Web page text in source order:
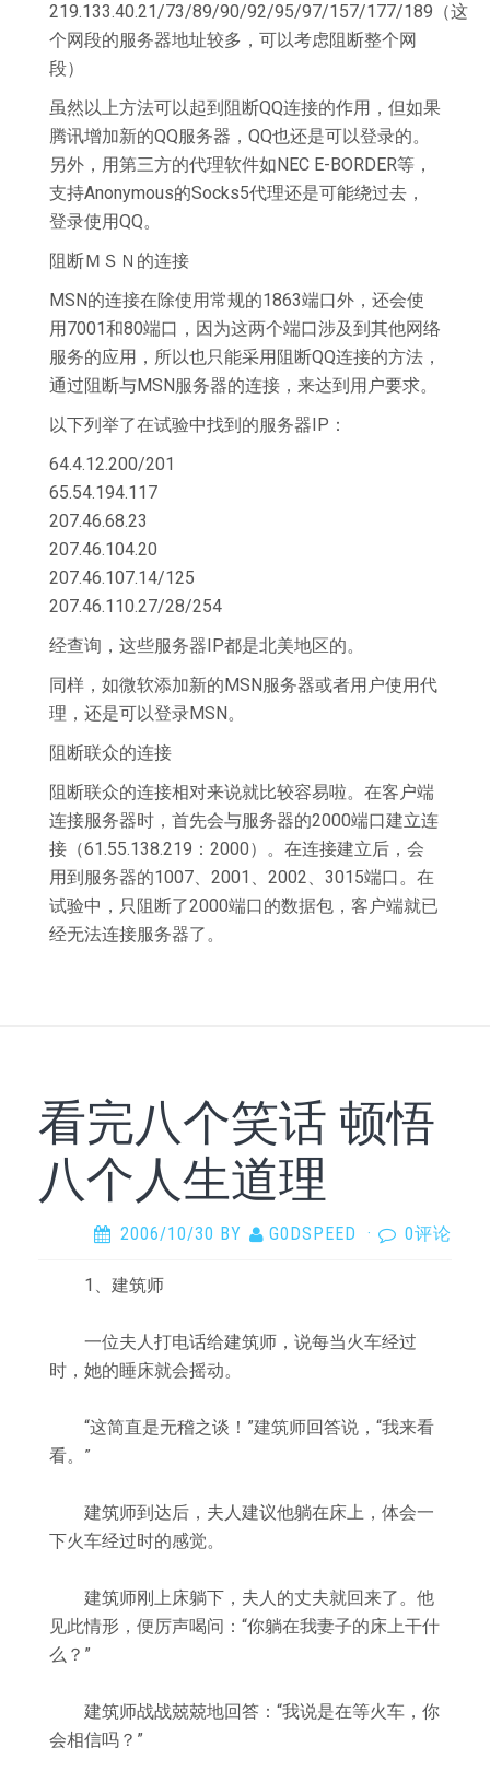
219.133.40.21/73/89/90/92/95/97/157/177/189（这
个网段的服务器地址较多，可以考虑阻断整个网
段）
虽然以上方法可以起到阻断QQ连接的作用，但如果
腾讯增加新的QQ服务器，QQ也还是可以登录的。
另外，用第三方的代理软件如NEC E-BORDER等，
支持Anonymous的Socks5代理还是可能绕过去，
登录使用QQ。
阻断ＭＳＮ的连接
MSN的连接在除使用常规的1863端口外，还会使
用7001和80端口，因为这两个端口涉及到其他网络
服务的应用，所以也只能采用阻断QQ连接的方法，
通过阻断与MSN服务器的连接，来达到用户要求。
以下列举了在试验中找到的服务器IP：
64.4.12.200/201
65.54.194.117
207.46.68.23
207.46.104.20
207.46.107.14/125
207.46.110.27/28/254
经查询，这些服务器IP都是北美地区的。
同样，如微软添加新的MSN服务器或者用户使用代
理，还是可以登录MSN。
阻断联众的连接
阻断联众的连接相对来说就比较容易啦。在客户端
连接服务器时，首先会与服务器的2000端口建立连
接（61.55.138.219：2000）。在连接建立后，会
用到服务器的1007、2001、2002、3015端口。在
试验中，只阻断了2000端口的数据包，客户端就已
经无法连接服务器了。
看完八个笑话 顿悟
八个人生道理
2006/10/30 BY G0DSPEED · 0评论
1、建筑师
一位夫人打电话给建筑师，说每当火车经过
时，她的睡床就会摇动。
“这简直是无稽之谈！”建筑师回答说，“我来看
看。”
建筑师到达后，夫人建议他躺在床上，体会一
下火车经过时的感觉。
建筑师刚上床躺下，夫人的丈夫就回来了。他
见此情形，便厉声喝问：“你躺在我妻子的床上干什
么？”
建筑师战战兢兢地回答：“我说是在等火车，你
会相信吗？”